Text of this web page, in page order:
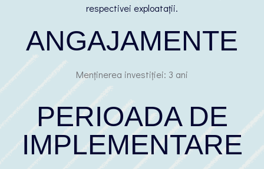
respectivei exploatații.
ANGAJAMENTE
Menținerea investiției: 3 ani
PERIOADA DE
IMPLEMENTARE